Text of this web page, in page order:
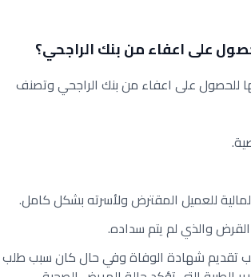
على اعفاء من بنك الراجحي؟
للحصول على اعفاء من بنك الراجحي وتصنف
للعميل المقترض ولأسرته بشكل كامل.
والذي لم يتم سداده.
تقديم شهادة الوفاة وفي حال كان سبب طلب